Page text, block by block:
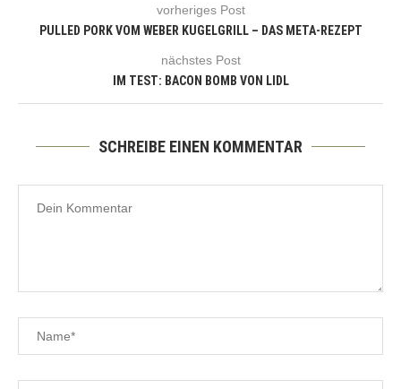
vorheriges Post
PULLED PORK VOM WEBER KUGELGRILL – DAS META-REZEPT
nächstes Post
IM TEST: BACON BOMB VON LIDL
SCHREIBE EINEN KOMMENTAR